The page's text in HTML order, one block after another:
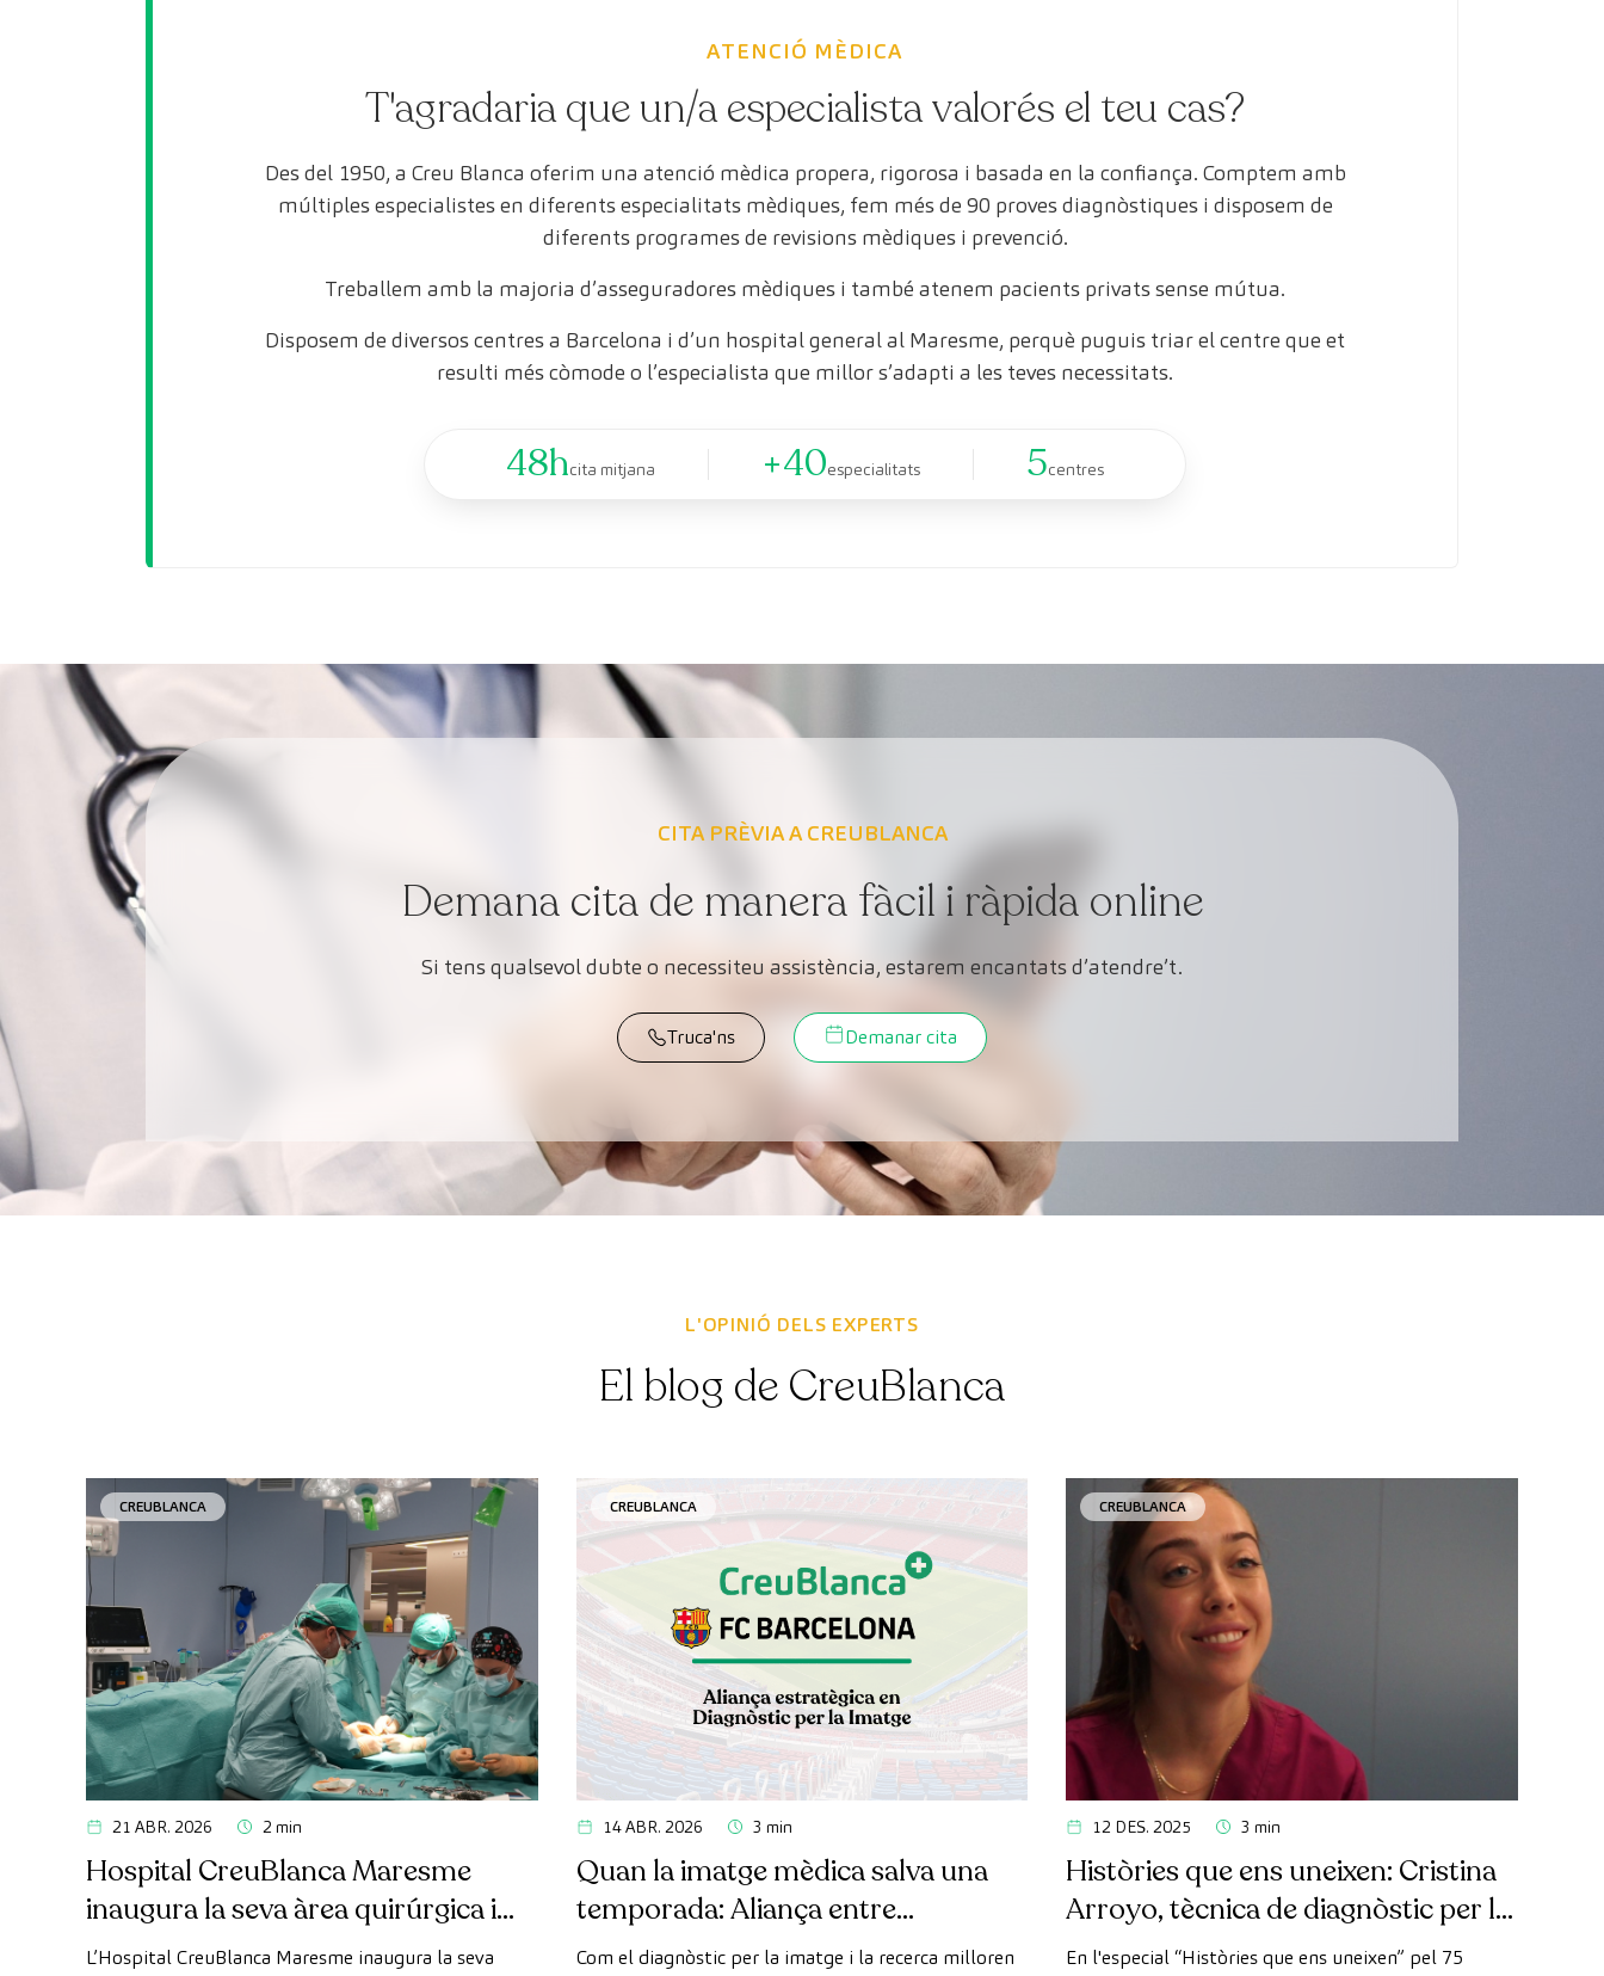
ATENCIÓ MÈDICA
T'agradaria que un/a especialista valorés el teu cas?
Des del 1950, a Creu Blanca oferim una atenció mèdica propera, rigorosa i basada en la confiança. Comptem amb
múltiples especialistes en diferents especialitats mèdiques, fem més de 90 proves diagnòstiques i disposem de
diferents programes de revisions mèdiques i prevenció.
Treballem amb la majoria d’asseguradores mèdiques i també atenem pacients privats sense mútua.
Disposem de diversos centres a Barcelona i d’un hospital general al Maresme, perquè puguis triar el centre que et
resulti més còmode o l’especialista que millor s’adapti a les teves necessitats.
48hcita mitjana +40especialitats 5centres
CITA PRÈVIA A CREUBLANCA
Demana cita de manera fàcil i ràpida online
Si tens qualsevol dubte o necessiteu assistència, estarem encantats d’atendre’t.
Truca'ns Demanar cita
L'OPINIÓ DELS EXPERTS
El blog de CreuBlanca
CREUBLANCA
21 ABR. 2026 2 min
Hospital CreuBlanca Maresme
inaugura la seva àrea quirúrgica i
d’hospitalització
L’Hospital CreuBlanca Maresme inaugura la seva
CREUBLANCA
14 ABR. 2026 3 min
Quan la imatge mèdica salva una
temporada: Aliança entre
CreuBlanca i el FC Barcelona
Com el diagnòstic per la imatge i la recerca milloren
CREUBLANCA
12 DES. 2025 3 min
Històries que ens uneixen: Cristina
Arroyo, tècnica de diagnòstic per la
imatge
En l'especial “Històries que ens uneixen” pel 75